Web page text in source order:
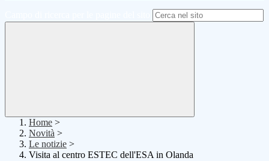
Home >
Novità >
Le notizie >
Visita al centro ESTEC dell'ESA in Olanda